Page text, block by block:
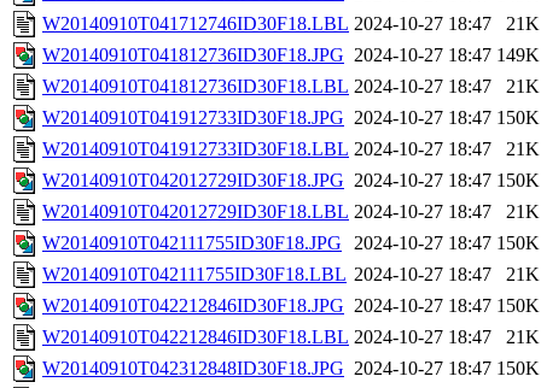
W20140910T041712746ID30F18.LBL 2024-10-27 18:47
21K
W20140910T041812736ID30F18.JPG 2024-10-27 18:47 149K
W20140910T041812736ID30F18.LBL 2024-10-27 18:47
21K
W20140910T041912733ID30F18.JPG 2024-10-27 18:47 150K
W20140910T041912733ID30F18.LBL 2024-10-27 18:47
21K
W20140910T042012729ID30F18.JPG 2024-10-27 18:47 150K
W20140910T042012729ID30F18.LBL 2024-10-27 18:47
21K
W20140910T042111755ID30F18.JPG
2024-10-27 18:47 150K
W20140910T042111755ID30F18.LBL 2024-10-27 18:47
21K
W20140910T042212846ID30F18.JPG 2024-10-27 18:47 150K
W20140910T042212846ID30F18.LBL 2024-10-27 18:47
21K
W20140910T042312848ID30F18.JPG 2024-10-27 18:47 150K